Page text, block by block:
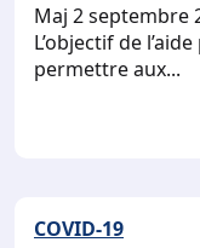
Maj 2 septembre
L’objectif de
permettre aux...
COVID-19